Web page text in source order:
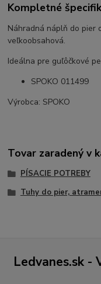
Kompletné
Náhradná náplň do pier
veľkoobsahová.
Ideálna pre guľôčkové
SPOKO 011499
Výrobca: SPOKO
Tovar zaradený v
PÍSACIE POTREBY
Tuhy do pier,
Ledvanes.sk -